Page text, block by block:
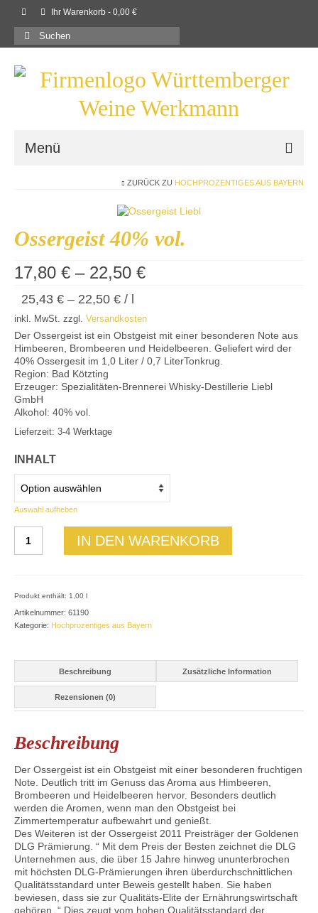
Ihr Warenkorb - 0,00 €
Suchen
nach:
Menü
Neues
Rezepte
Kontaktieren Sie uns!
Mein Konto
ZURÜCK ZU HOCHPROZENTIGES AUS BAYERN
Ossergeist 40% vol.
17,80 € – 22,50 €
25,43 € – 22,50 € /
inkl. MwSt. zzgl. Versandkosten
Der Ossergeist ist ein Obstgeist mit einer besonderen Note aus
Himbeeren, Brombeeren und Heidelbeeren. Geliefert wird der
40% Ossergesit im 1,0 Liter / 0,7 LiterTonkrug.
Region: Bad Kötzting
Erzeuger: Spezialitäten-Brennerei Whisky-Destillerie Liebl
GmbH
Alkohol: 40% vol.
Lieferzeit: 3-4 Werktage
INHALT
Auswahl aufheben
40%
vol.
IN DEN WARENKORB
Produkt enthält: 1,00 l
Artikelnummer: 61190
Kategorie: Hochprozentiges aus Bayern
Beschreibung Zusätzliche Information
Rezensionen (0)
Beschreibung
Der Ossergeist ist ein Obstgeist mit einer besonderen fruchtigen
Note. Deutlich tritt im Genuss das Aroma aus Himbeeren,
Brombeeren und Heidelbeeren hervor. Besonders deutlich
werden die Aromen, wenn man den Obstgeist bei
Zimmertemperatur aufbewahrt und genießt.
Des Weiteren ist der Ossergeist 2011 Preisträger der Goldenen
DLG Prämierung. “ Mit dem Preis der Besten zeichnet die DLG
Unternehmen aus, die über 15 Jahre hinweg ununterbrochen
mit höchsten DLG-Prämierungen ihren überdurchschnittlichen
Qualitätsstandard unter Beweis gestellt haben. Sie haben
bewiesen, dass sie zur Qualitäts-Elite der Ernährungswirtschaft
gehören. “ Dies zeugt vom hohen Qualitätsstandard der